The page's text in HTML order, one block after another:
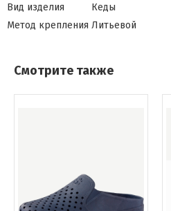
Вид изделия
Кеды
Метод крепления Литьевой
Смотрите также